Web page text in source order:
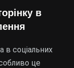
в
в соціальних
це